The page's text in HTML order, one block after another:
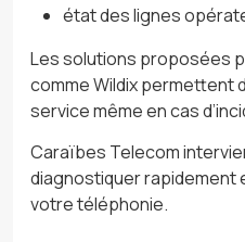
état des lignes
Les solutions proposées
comme Wildix permettent
service même en cas
Caraïbes Telecom
diagnostiquer rapidement
votre téléphonie.